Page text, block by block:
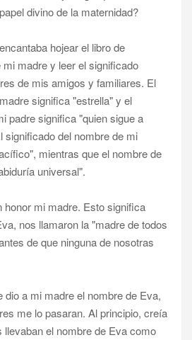
divino de la maternidad?
hojear el libro de
madre y leer el significado
de mis amigos y familiares. El
significa "estrella" y el
padre significa "quien sigue a
significado del nombre de mi
mientras que el nombre de
universal".
honor mi madre. Esto significa
nos llamaron la "madre de todos
de que ninguna de nosotras
dio a mi madre el nombre de Eva,
me lo pasaran. Al principio, creía
llevaban el nombre de Eva como